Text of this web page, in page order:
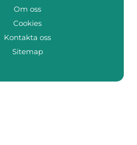
Om oss
Cookies
Kontakta oss
Sitemap